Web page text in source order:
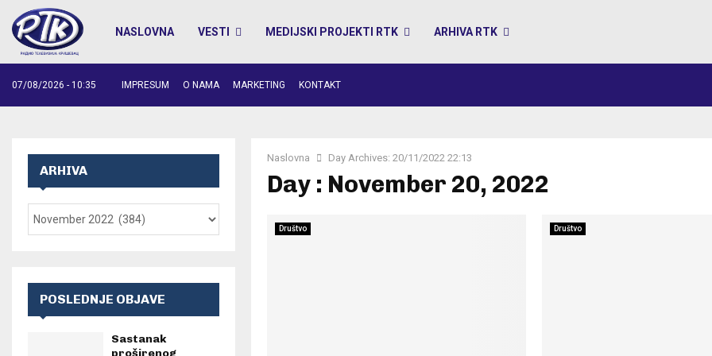
NASLOVNA VESTI MEDIJSKI PROJEKTI RTK ARHIVA RTK
07/08/2026 - 10:35 IMPRESUM O NAMA MARKETING KONTAKT
Naslovna Day Archives: 20/11/2022 22:13
Day : November 20, 2022
Društvo Društvo
ARHIVA
POSLEDNJE OBJAVE
Sastanak
proširenog